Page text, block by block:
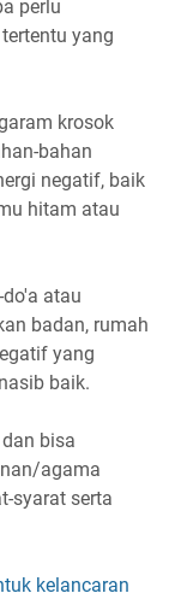
perlu
yang
krosok
bahan
negatif, baik
hitam atau
atau
badan, rumah
yang
baik.
bisa
agama
syarat serta
kelancaran